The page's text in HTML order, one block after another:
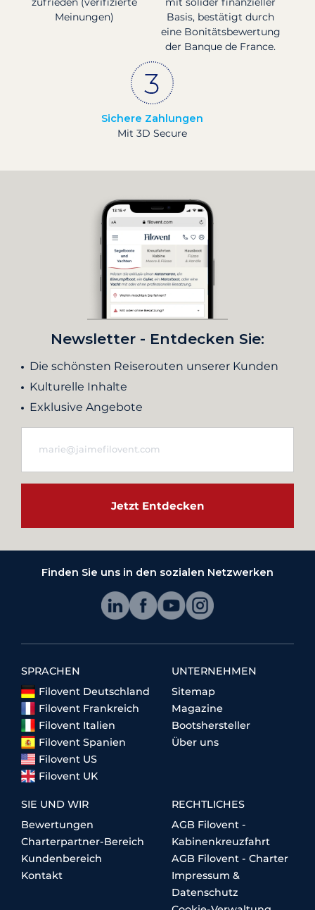
Meinungen)
Basis, bestätigt durch
eine Bonitätsbewertung
der Banque de France.
Sichere Zahlungen
Mit 3D Secure
Newsletter - Entdecken Sie:
Die schönsten Reiserouten unserer Kunden
Kulturelle Inhalte
Exklusive Angebote
Jetzt Entdecken
Finden Sie uns in den sozialen Netzwerken
SPRACHEN
Filovent Deutschland
Filovent Frankreich
Filovent Italien
Filovent Spanien
Filovent US
Filovent UK
UNTERNEHMEN
Sitemap
Magazine
Bootshersteller
Über uns
SIE UND WIR
Bewertungen
Charterpartner-Bereich
Kundenbereich
Kontakt
RECHTLICHES
AGB Filovent -
Kabinenkreuzfahrt
AGB Filovent - Charter
Impressum &
Datenschutz